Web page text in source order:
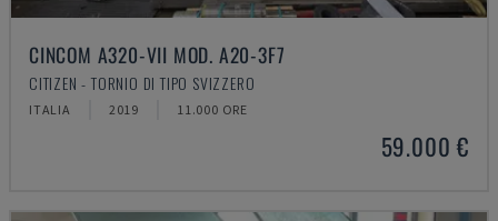
CINCOM A320-VII MOD. A20-3F7
CITIZEN - TORNIO DI TIPO SVIZZERO
ITALIA 2019 11.000 ORE
59.000 €